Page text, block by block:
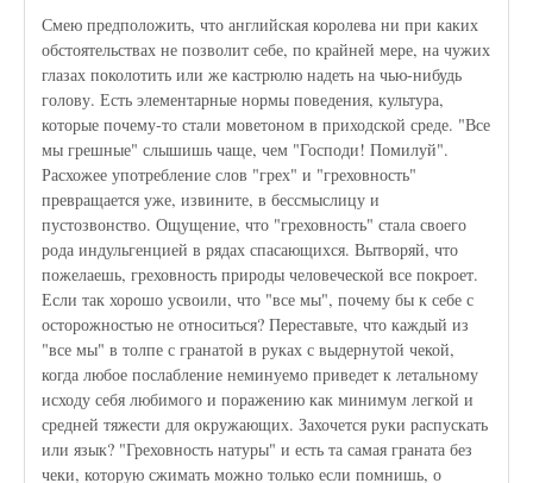
Смею предположить, что английская королева ни при каких
обстоятельствах не позволит себе, по крайней мере, на чужих
глазах поколотить или же кастрюлю надеть на чью-нибудь
голову. Есть элементарные нормы поведения, культура,
которые почему-то стали моветоном в приходской среде. "Все
мы грешные" слышишь чаще, чем "Господи! Помилуй".
Расхожее употребление слов "грех" и "греховность"
превращается уже, извините, в бессмыслицу и
пустозвонство. Ощущение, что "греховность" стала своего
рода индульгенцией в рядах спасающихся. Вытворяй, что
пожелаешь, греховность природы человеческой все покроет.
Если так хорошо усвоили, что "все мы", почему бы к себе с
осторожностью не относиться? Переставьте, что каждый из
"все мы" в толпе с гранатой в руках с выдернутой чекой,
когда любое послабление неминуемо приведет к летальному
исходу себя любимого и поражению как минимум легкой и
средней тяжести для окружающих. Захочется руки распускать
или язык? "Греховность натуры" и есть та самая граната без
чеки, которую сжимать можно только если помнишь, о